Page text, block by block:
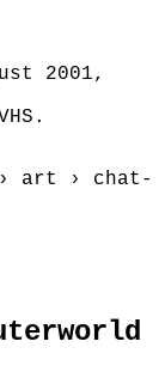
2001,
› art › chat-